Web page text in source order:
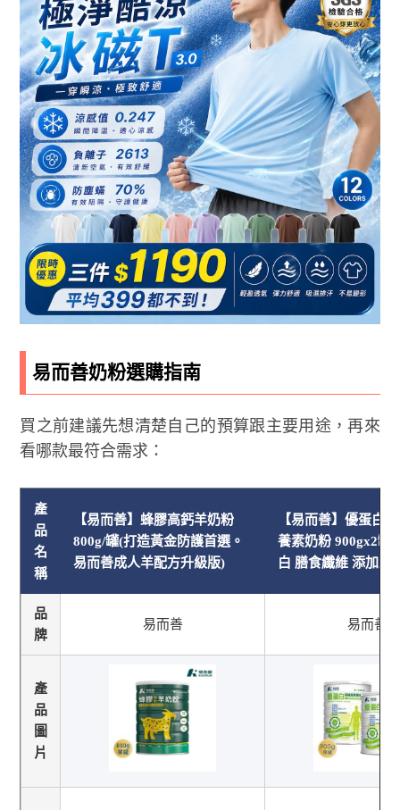
易而善奶粉選購指南
買之前建議先想清楚自己的預算跟主要用途，再來
看哪款最符合需求：
產
品
名
稱
【易而善】蜂膠高鈣羊奶粉
800g/罐(打造黃金防護首選。
易而善成人羊配方升級版)
【易而善】優蛋白
養素奶粉 900gx2罐(
白 膳食纖維 添加蜂
品
牌
易而善 易而善
產
品
圖
片